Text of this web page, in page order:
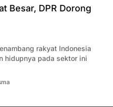
Besar, DPR Dorong
rakyat Indonesia
hidupnya pada sektor ini